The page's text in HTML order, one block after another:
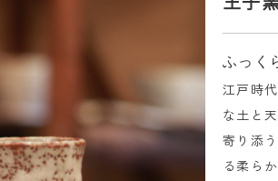
ふっく
江戸時
な土と
寄り添
る柔ら